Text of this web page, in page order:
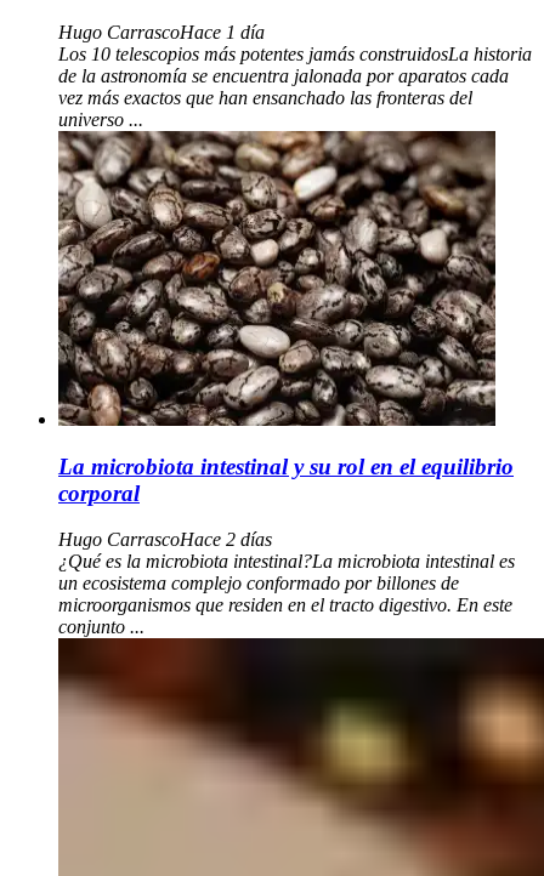
Hugo CarrascoHace 1 día
Los 10 telescopios más potentes jamás construidosLa historia
de la astronomía se encuentra jalonada por aparatos cada
vez más exactos que han ensanchado las fronteras del
universo ...
La microbiota intestinal y su rol en el equilibrio
corporal
Hugo CarrascoHace 2 días
¿Qué es la microbiota intestinal?La microbiota intestinal es
un ecosistema complejo conformado por billones de
microorganismos que residen en el tracto digestivo. En este
conjunto ...